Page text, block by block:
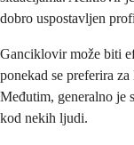
dobro uspostavljen
Ganciklovir može biti
ponekad se preferira
Međutim, generalno je
kod nekih ljudi.